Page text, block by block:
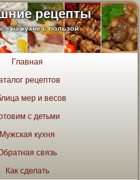
рецепты
на кухне с пользой
Главная
рецептов
мер и весов
с детьми
Мужская кухня
связь
Как сделать